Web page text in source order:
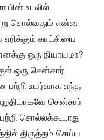
உடலில்
சொல்வதும் என்ன
காட்சியை
ஒரு நியாயமா?
ஒரு சென்சார்
பற்றி உயர்வாக எந்த
சென்சார்
சொல்லக்கூடாது
திருத்தம் செய்ய